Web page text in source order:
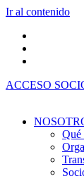
Ir al contenido
ACCESO
Qué